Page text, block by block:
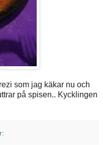
som jag käkar nu och
på spisen.. Kycklingen